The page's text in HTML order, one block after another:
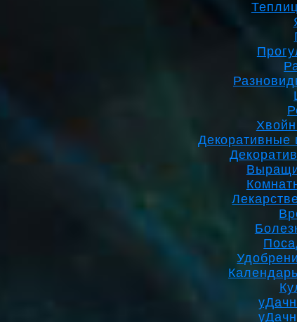
Декоративные